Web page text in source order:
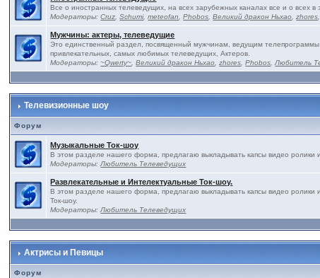
Все о иностранных телеведущих, на всех зарубежных каналах все и о всех в
Модераторы:Cruz,Schumi,meteofan,Phobos,Великий дракон Ньхао,zhores
Мужчины: актеры, телеведущие
Это единственный раздел, посвященный мужчинам, ведущим
привлекательных, самых любимых телеведущих, Актеров.
Модераторы:~Qwerty~,Великий дракон Ньхао,zhores,Phobos,Любитель
Телевизионные шоу
Форум
Музыкальные Ток-шоу
В этом разделе нашего форма, предлагаю выкладывать капсы видео ролики
Модераторы:Любитель Телеведущих
Развлекательные и Интелектуальные Ток-шоу.
В этом разделе нашего форма, предлагаю выкладывать капсы видео ролики
Ток-шоу.
Модераторы:Любитель Телеведущих
Актрисы и Певицы
Форум